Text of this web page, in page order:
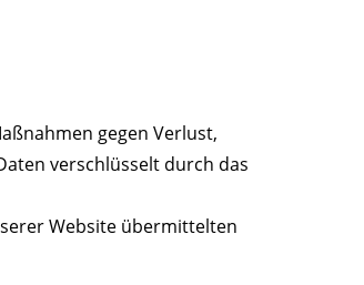
gegen Verlust,
verschlüsselt durch das
Website übermittelten